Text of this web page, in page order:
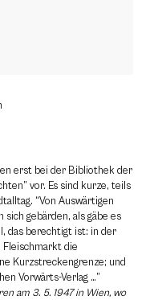
erst bei der Bibliothek der
vor. Es sind kurze, teils
“Von Auswärtigen
gebärden, als gäbe es
das berechtigt ist: in der
Fleischmarkt die
Kurzstreckengrenze; und
Vorwärts-Verlag …”
am 3. 5. 1947 in Wien, wo